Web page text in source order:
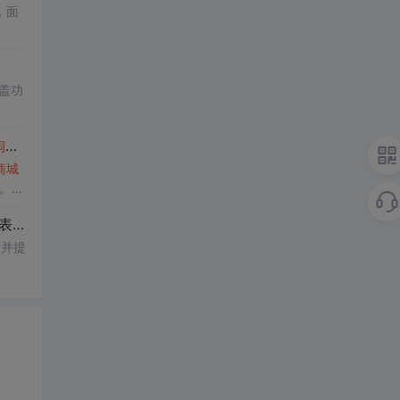
面
功
城
示
明。
提